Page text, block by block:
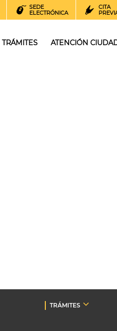
SEDE
ELECTRÓNICA
CITA
TRÁMITES ATENCIÓN
TRÁMITES